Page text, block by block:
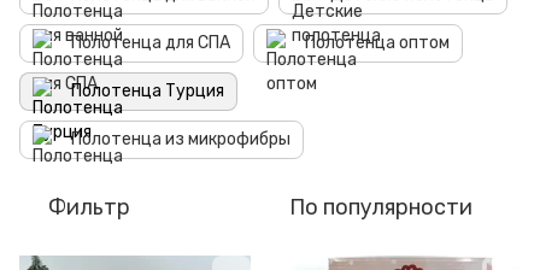
Полотенца для СПА Полотенца оптом
Полотенца Турция
Полотенца из микрофибры
Фильтр По популярности